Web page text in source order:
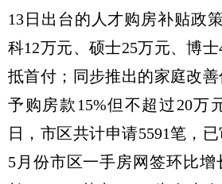
13日出台的人才购房补贴政
科12万元、硕士25万元、博
抵首付；同步推出的家庭改
予购房款15%但不超过20万
日，市区共计申请5591笔，已
5月份市区一手房网签环比增